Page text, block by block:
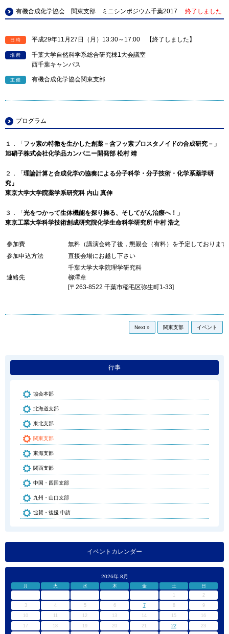
有機合成化学協会 関東支部 ミニシンポジウム千葉2017 終了しました
日時 平成29年11月27日（月）13:30～17:00 【終了しました】
場所
千葉大学自然科学系総合研究棟1大会議室
西千葉キャンパス
主催 有機合成化学協会関東支部
プログラム
１．「フッ素の特徴を生かした創薬－含フッ素プロスタノイドの合成研究－」
旭硝子株式会社化学品カンパニー開発部 松村 靖
２．「理論計算と合成化学の協奏による分子科学・分子技術・化学系薬学研
究」
東京大学大学院薬学系研究科 内山 真伸
３．「光をつかって生体機能を探り操る、そしてがん治療へ！」
東京工業大学科学技術創成研究院化学生命科学研究所 中村 浩之
参加費
無料（講演会終了後，懇親会（有料）を予定しております
参加申込方法
直接会場にお越し下さい
連絡先
千葉大学大学院理学研究科
柳澤章
[〒263-8522 千葉市稲毛区弥生町1-33]
Next » 関東支部 イベント
行事
協会本部
北海道支部
東北支部
関東支部
東海支部
関西支部
中国・四国支部
九州・山口支部
協賛・後援 申請
イベントカレンダー
2026年 8月
月 火 水 木 金 土
日
2
3
4 5 6 7 8
9
10
12 13 14 15
16
17
18 19 20 21 22
23